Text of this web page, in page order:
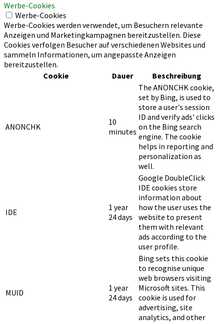
Werbe-Cookies
Werbe-Cookies
Werbe-Cookies werden verwendet, um Besuchern relevante
Anzeigen und Marketingkampagnen bereitzustellen. Diese
Cookies verfolgen Besucher auf verschiedenen Websites und
sammeln Informationen, um angepasste Anzeigen
bereitzustellen.
Cookie
Dauer Beschreibung
ANONCHK
10
minutes
The ANONCHK cookie,
set by Bing, is used to
store a user's session
ID and verify ads' clicks
on the Bing search
engine. The cookie
helps in reporting and
personalization as
well.
IDE
1 year
24 days
Google DoubleClick
IDE cookies store
information about
how the user uses the
website to present
them with relevant
ads according to the
user profile.
MUID
1 year
24 days
Bing sets this cookie
to recognise unique
web browsers visiting
Microsoft sites. This
cookie is used for
advertising, site
analytics, and other